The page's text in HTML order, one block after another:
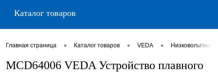
Каталог товаров
Главная страница • Каталог товаров • VEDA •
MCD64006 VEDA Устройство плавного